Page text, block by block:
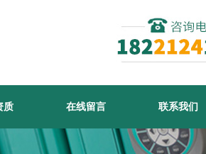
质 在线留言 联系我们